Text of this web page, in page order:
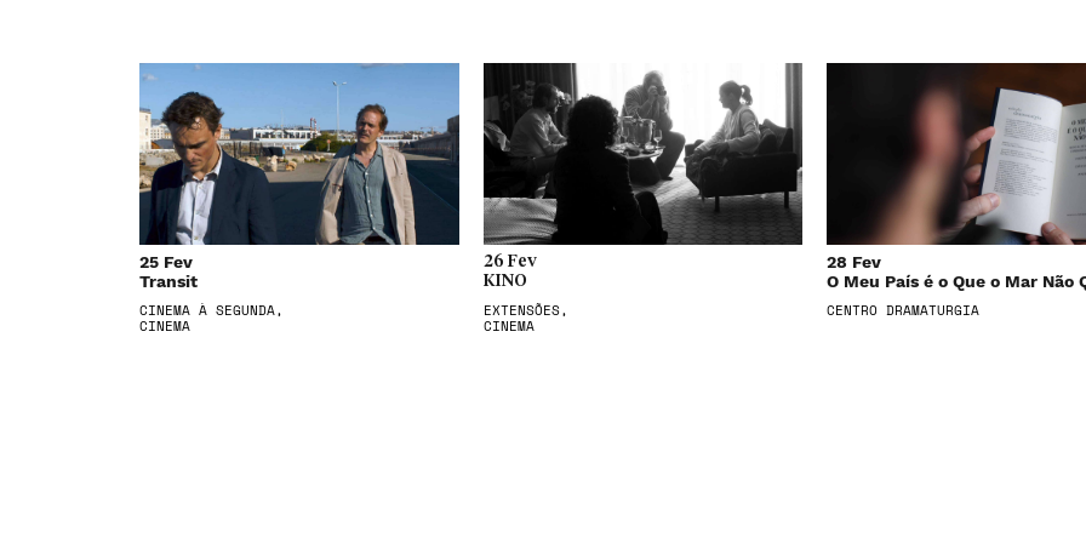
25 Fev
Transit
CINEMA À SEGUNDA,
CINEMA
26 Fev
KINO
EXTENSÕES,
CINEMA
28 Fev
O Meu País é o Que o Mar Não
CENTRO DRAMATURGIA